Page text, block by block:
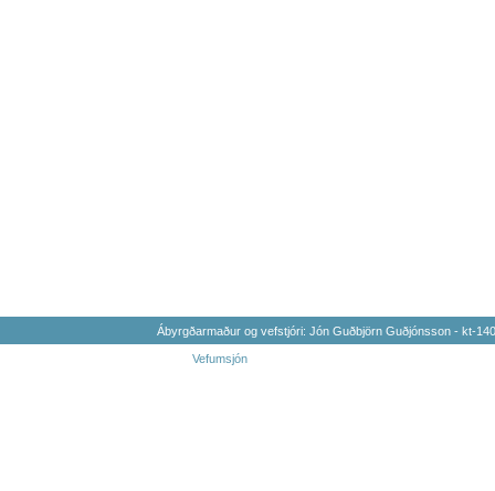
Ábyrgðarmaður og vefstjóri: Jón Guðbjörn Guðjónsson - kt-
Vefumsjón